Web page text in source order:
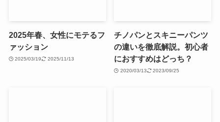
2025年春、女性にモテるフ
ァッション
2025/03/19 2025/11/13
チノパンとスキニーパンツ
の違いを徹底解説。初心者
におすすめはどっち？
2020/03/13 2023/09/25